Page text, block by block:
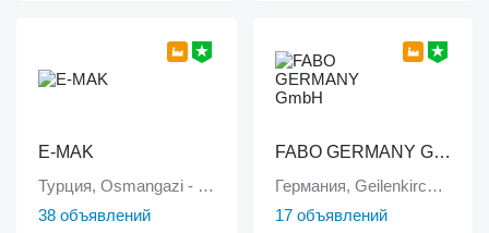
E-MAK
Турция, Osmangazi - Bursa
38 объявлений
FABO GERMANY GmbH
Германия, Geilenkirchen
17 объявлений